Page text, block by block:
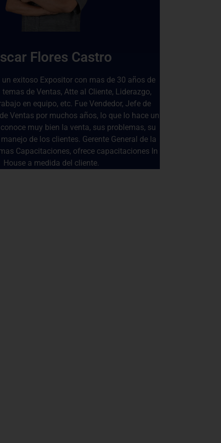
Flores Castro
un exitoso Expositor con mas de 30 años de
de Ventas, Atte al Cliente, Liderazgo,
en equipo, etc. Fue Vendedor, Jefe de
Ventas por muchos años, lo que lo hace un
muy bien la venta, sus problemas, su
de los clientes. Gerente General de la
Capacitaciones, ofrece capacitaciones In
House a medida del cliente.